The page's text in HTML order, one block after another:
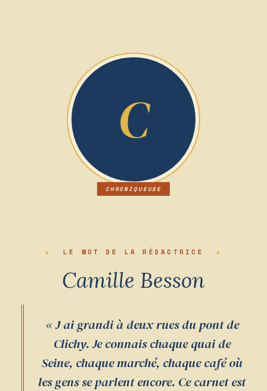
C
LE MOT DE LA RÉDACTRICE
Camille Besson
« J ai grandi à deux rues du pont de
Clichy. Je connais chaque quai de
Seine, chaque marché, chaque café où
les gens se parlent encore. Ce carnet est